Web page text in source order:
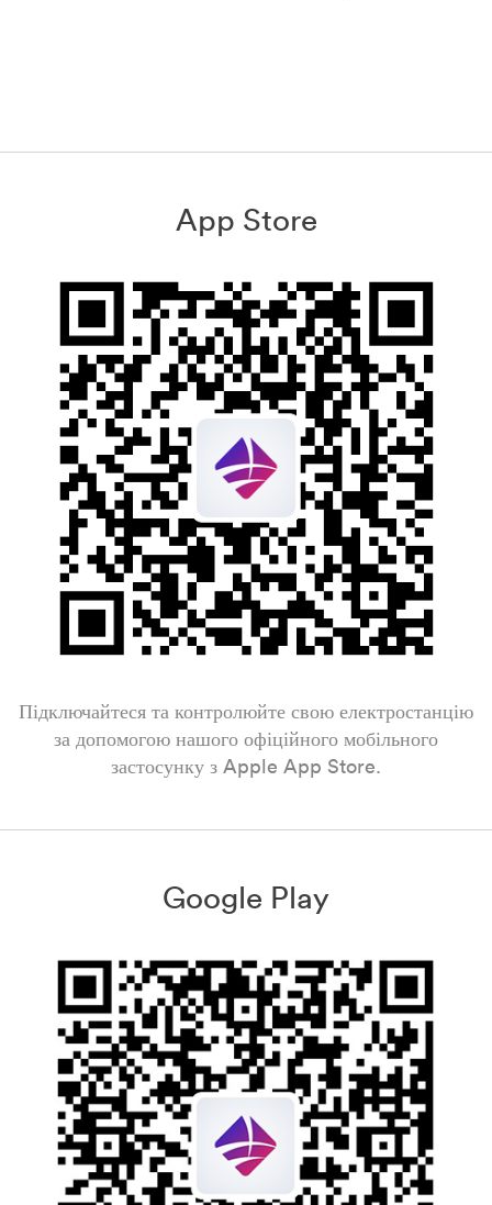
App Store
Підключайтеся та контролюйте свою електростанцію
за допомогою нашого офіційного мобільного
застосунку з Apple App Store.
Google Play